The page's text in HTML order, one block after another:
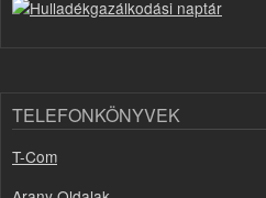
TELEFONKÖNYVEK
T-Com